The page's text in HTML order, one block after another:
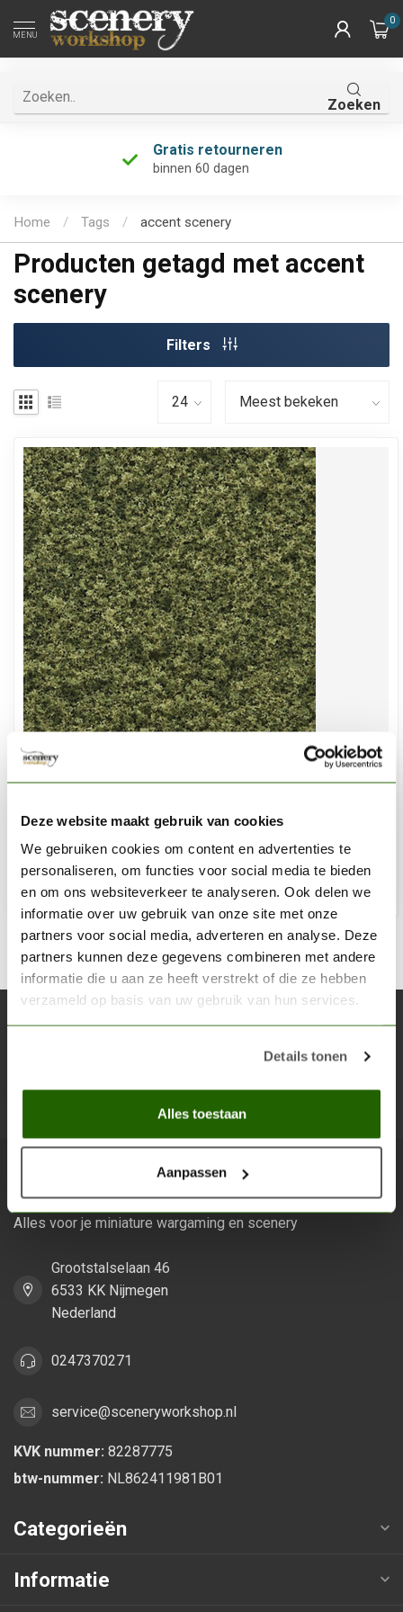
Deze website maakt gebruik van cookies
We gebruiken cookies om content en advertenties te
personaliseren, om functies voor social media te bieden
en om ons websiteverkeer te analyseren. Ook delen we
informatie over uw gebruik van onze site met onze
partners voor social media, adverteren en analyse. Deze
partners kunnen deze gegevens combineren met andere
informatie die u aan ze heeft verstrekt of die ze hebben
verzameld op basis van uw gebruik van hun services.
Details tonen
Alles toestaan
Aanpassen
MENU
0
Zoeken
Gratis retourneren
binnen 60 dagen
Home / Tags / accent scenery
Producten getagd met accent
scenery
Filters
WOODLAND SCENICS
Fine Turf Burnt Grass Shaker - 945cmÂ³ - T1344
€17,00
Niet op voorraad
Abonneer je op onze nieuwsbrief
Blijf op de hoogte over onze laatste acties
Scenery Workshop BV
Alles voor je miniature wargaming en scenery
Grootstalselaan 46
6533 KK Nijmegen
Nederland
0247370271
service@sceneryworkshop.nl
KVK nummer: 82287775
btw-nummer: NL862411981B01
Categorieën
Informatie